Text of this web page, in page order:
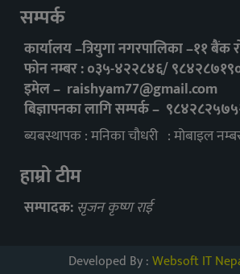
सम्पर्क
कार्यालय –त्रियुगा नगरपालिका –११ बैंक
फोन नम्बर : ०३५-४२२८४६/
इमेल – raishyam77@gmail.com
बिज्ञापनका लागि सम्पर्क –
ब्यबस्थापक : मनिका चौधरी : मोबाइल
हाम्रो टीम
सम्पादक: सृजन कृष्ण राई
Developed By :Websoft IT